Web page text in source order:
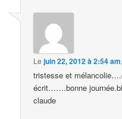
Lejuin 22, 2012 à 2:54 am
tristesse et
écrit…….bonne
claude